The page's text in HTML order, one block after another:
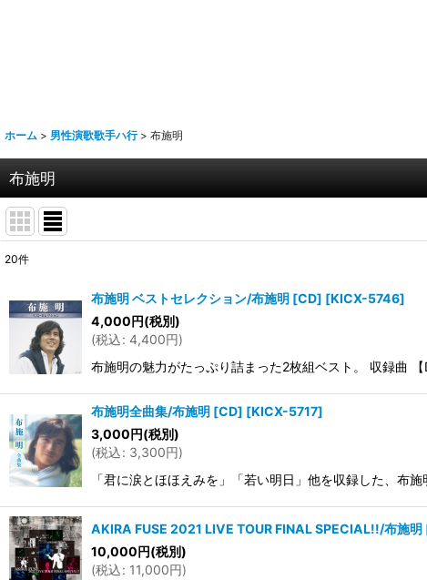
ホーム > 男性演歌歌手ハ行 > 布施明
布施明
並び順:
20件
布施明 ベストセレクション/布施明 [CD] [KICX-5746]
4,000円(税別)
(税込: 4,400円)
布施明の魅力がたっぷり詰まった2枚組ベスト。 収録曲
布施明全曲集/布施明 [CD] [KICX-5717]
3,000円(税別)
(税込: 3,300円)
「君に涙とほほえみを」「若い明日」他を収録した、布
AKIRA FUSE 2021 LIVE TOUR FINAL SPECIAL!!/布施
10,000円(税別)
(税込: 11,000円)